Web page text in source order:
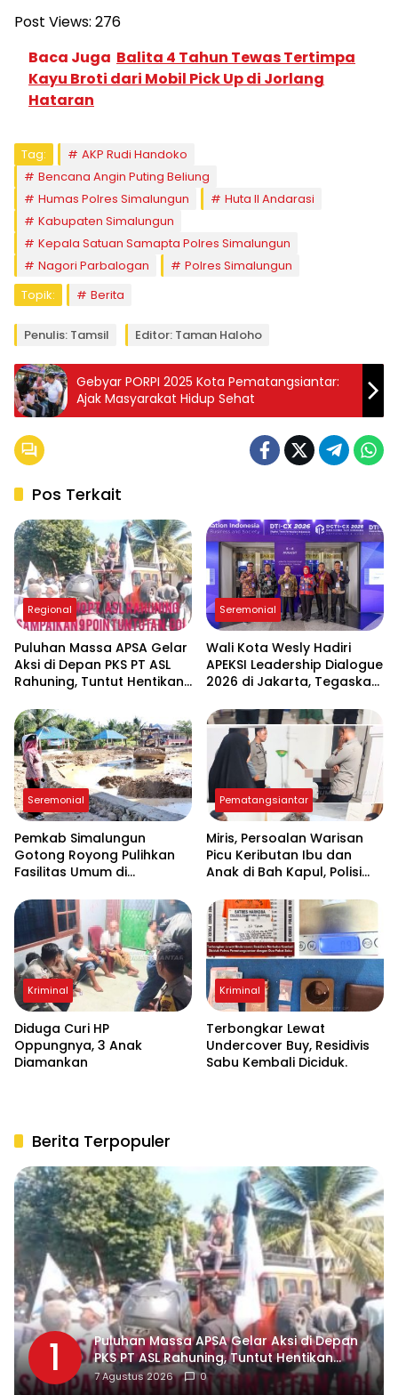
Post Views: 276
Baca Juga Balita 4 Tahun Tewas Tertimpa
Kayu Broti dari Mobil Pick Up di Jorlang
Hataran
Tag:
AKP Rudi Handoko
Bencana Angin Puting Beliung
Humas Polres Simalungun
Huta II Andarasi
Kabupaten Simalungun
Kepala Satuan Samapta Polres Simalungun
Nagori Parbalogan
Polres Simalungun
Topik:
Berita
Penulis: Tamsil Editor: Taman Haloho
Gebyar PORPI 2025 Kota Pematangsiantar:
Ajak Masyarakat Hidup Sehat
Pos Terkait
Regional
Puluhan Massa APSA Gelar
Aksi di Depan PKS PT ASL
Rahuning, Tuntut Hentikan
Sungai Asahan
Seremonial
Wali Kota Wesly Hadiri
APEKSI Leadership Dialogue
2026 di Jakarta, Tegaskan
Pemko Pematangsiantar
Seremonial
Pemkab Simalungun
Gotong Royong Pulihkan
Fasilitas Umum di
Pematangsiantar
Miris, Persoalan Warisan
Picu Keributan Ibu dan
Anak di Bah Kapul, Polisi
Kriminal
Diduga Curi HP
Oppungnya, 3 Anak
Diamankan
Kriminal
Terbongkar Lewat
Undercover Buy, Residivis
Sabu Kembali Diciduk.
Berita Terpopuler
1
Puluhan Massa APSA Gelar Aksi di Depan
PKS PT ASL Rahuning, Tuntut Hentikan
Pembuangan Limbah ke Sungai Asahan
7 Agustus 2026 0